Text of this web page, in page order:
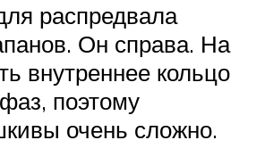
распредвала
Он справа. На
внутреннее кольцо
поэтому
очень сложно.